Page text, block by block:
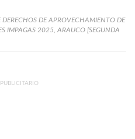
DERECHOS DE APROVECHAMIENTO DE
IMPAGAS 2025, ARAUCO [SEGUNDA